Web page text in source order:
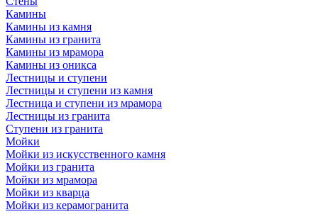
Камины
Камины из камня
Камины из гранита
Камины из мрамора
Камины из оникса
Лестницы и ступени
Лестницы и ступени из камня
Лестница и ступени из мрамора
Лестницы из гранита
Ступени из гранита
Мойки
Мойки из искусственного камня
Мойки из гранита
Мойки из мрамора
Мойки из кварца
Мойки из керамогранита